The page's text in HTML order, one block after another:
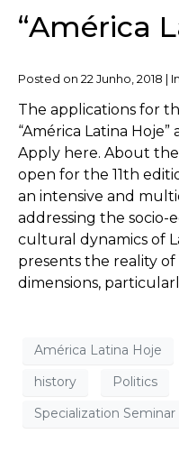
“América
Posted on 22 Junho, 2018 In
The applications for
“América Latina
Apply here. About
open for the 11th
an intensive and
addressing the socio-
cultural dynamics of
presents the reality
dimensions,
América Latina Hoje
history
Politics
Specialization Seminar